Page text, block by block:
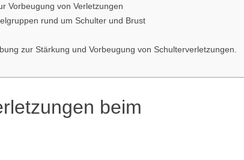
Vorbeugung von Verletzungen
rund um Schulter und Brust
zur Stärkung und Vorbeugung von Schulterverletzungen.
beim